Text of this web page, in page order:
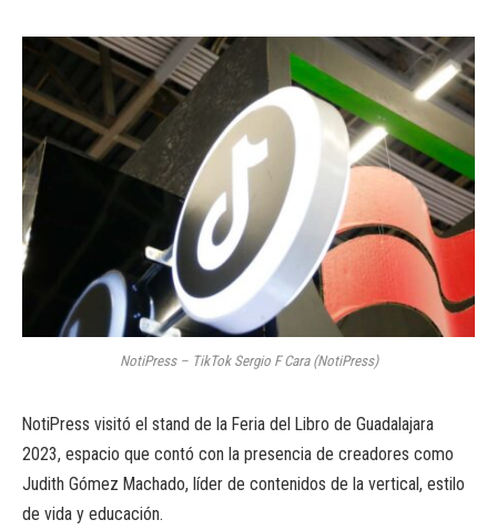
NotiPress – TikTok Sergio F Cara (NotiPress)
NotiPress visitó el stand de la Feria del Libro de Guadalajara
2023, espacio que contó con la presencia de creadores como
Judith Gómez Machado, líder de contenidos de la vertical, estilo
de vida y educación.